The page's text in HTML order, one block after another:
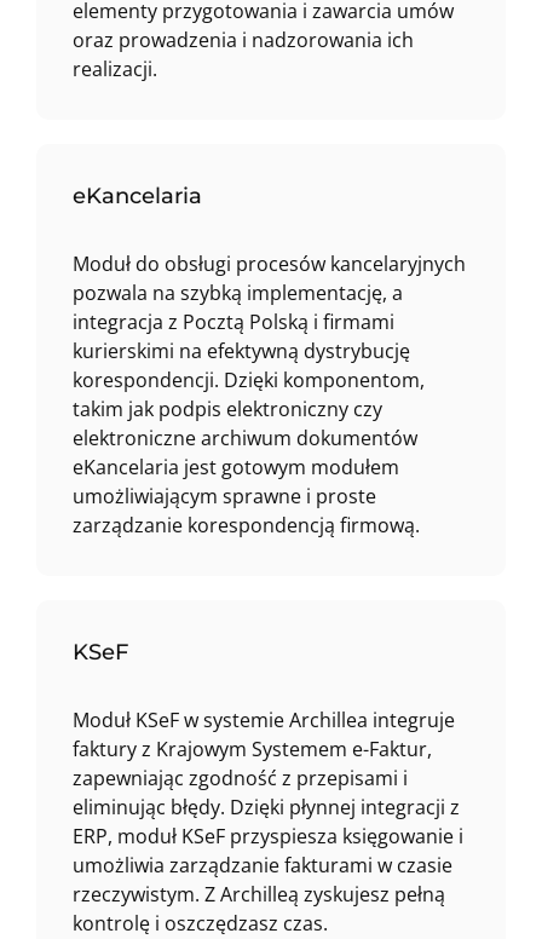
elementy przygotowania i zawarcia umów
oraz prowadzenia i nadzorowania ich
realizacji.
eKancelaria
Moduł do obsługi procesów kancelaryjnych
pozwala na szybką implementację, a
integracja z Pocztą Polską i firmami
kurierskimi na efektywną dystrybucję
korespondencji. Dzięki komponentom,
takim jak podpis elektroniczny czy
elektroniczne archiwum dokumentów
eKancelaria jest gotowym modułem
umożliwiającym sprawne i proste
zarządzanie korespondencją firmową.
KSeF
Moduł KSeF w systemie Archillea integruje
faktury z Krajowym Systemem e-Faktur,
zapewniając zgodność z przepisami i
eliminując błędy. Dzięki płynnej integracji z
ERP, moduł KSeF przyspiesza księgowanie i
umożliwia zarządzanie fakturami w czasie
rzeczywistym. Z Archilleą zyskujesz pełną
kontrolę i oszczędzasz czas.